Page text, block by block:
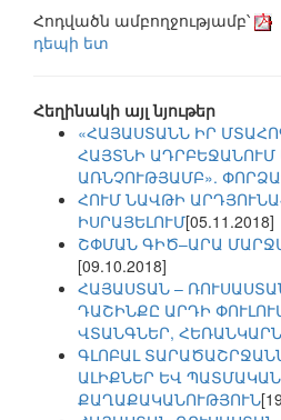
Հոդվածն ամբողջությամբ՝
դեպի ետ
Հեղինակի այլ նյութեր
«ՀԱՅԱՍՏԱՆՆ ԻՐ
ՀԱՅՏՆԻ ԱԴՐԲԵՋԱՆՈՒՄ
ԱՌՆՉՈՒԹՅԱՄԲ».
ՀՈՒՄ ՆԱՎԹԻ
ԻՍՐԱՅԵԼՈՒՄ[05.11.2018]
ՇՓՄԱՆ ԳԻԾ–ԱՐԱ
[09.10.2018]
ՀԱՅԱՍՏԱՆ –
ԴԱՇԻՆՔԸ ԱՐԴԻ
ՎՏԱՆԳՆԵՐ,
ԳԼՈԲԱԼ
ԱԼԻՔՆԵՐ ԵՎ ՊԱՏՄԱԿԱՆ
ՔԱՂԱՔԱԿԱՆՈՒԹՅՈՒՆ